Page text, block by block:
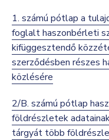
1. számú pótlap a
foglalt haszonbérleti
kifüggesztendő
szerződésben részes
közlésére
2/B. számú pótlap
földrészletek
tárgyát több